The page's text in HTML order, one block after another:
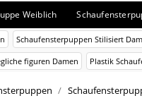
Weiblich
Schaufensterpuppen Stilisiert
figuren Damen Plastik